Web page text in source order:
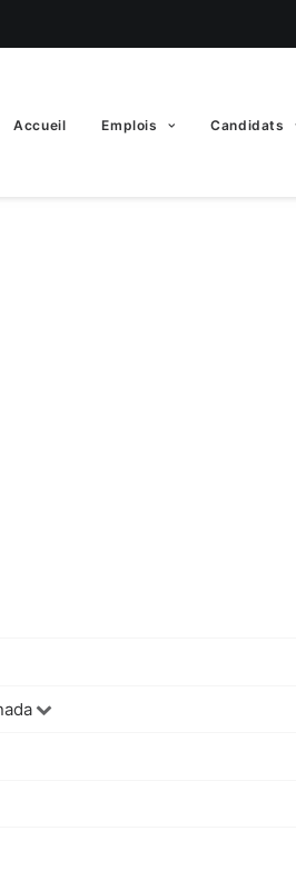
Accueil Emplois Candidats